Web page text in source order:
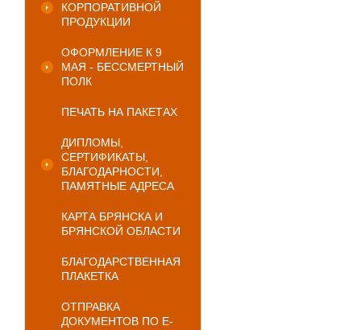
КОРПОРАТИВНОЙ
ПРОДУКЦИИ
ОФОРМЛЕНИЕ К 9
МАЯ - БЕССМЕРТНЫЙ
ПОЛК
ПЕЧАТЬ НА ПАКЕТАХ
ДИПЛОМЫ,
СЕРТИФИКАТЫ,
БЛАГОДАРНОСТИ,
ПАМЯТНЫЕ АДРЕСА
КАРТА БРЯНСКА И
БРЯНСКОЙ ОБЛАСТИ
БЛАГОДАРСТВЕННАЯ
ПЛАКЕТКА
ОТПРАВКА
ДОКУМЕНТОВ ПО E-